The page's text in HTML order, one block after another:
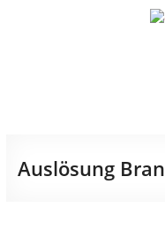
Auslösung